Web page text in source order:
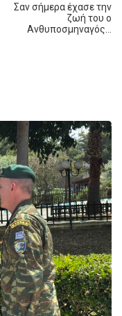
Σαν σήμερα έχασε την
ζωή του ο
Ανθυποσμηναγός…